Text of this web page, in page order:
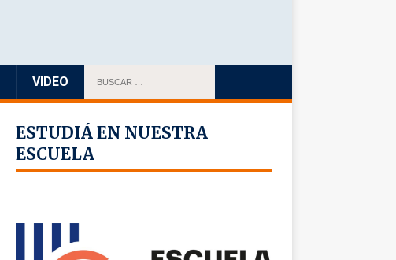
VIDEO
ESTUDIÁ EN NUESTRA
ESCUELA